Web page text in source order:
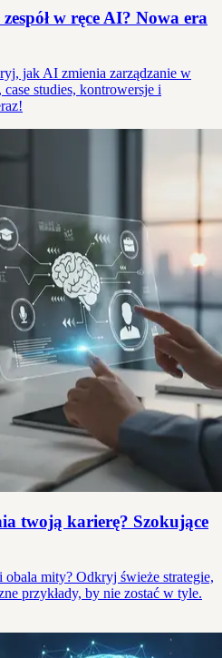
w ręce AI? Nowa era
jak AI zmienia zarządzanie w
studies, kontrowersje i
twoją karierę? Szokujące
mity? Odkryj świeże strategie,
przykłady, by nie zostać w tyle.